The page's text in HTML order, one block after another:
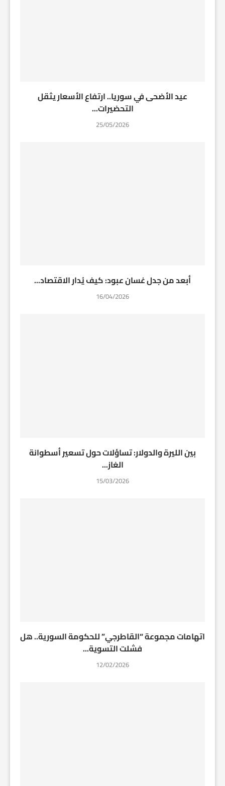
عيد الأضحى في سوريا.. ارتفاع الأسعار يثقل
التحضيرات...
25/05/2026
أبعد من جدل غسان عبود: كيف يُدار الاقتصاد...
16/04/2026
بين الليرة والدولار: تساؤلات حول تسعير أسطوانة
الغاز...
15/03/2026
اتهامات مجموعة “القاطرجي” للحكومة السورية.. هل
فشلت التسوية...
12/02/2026